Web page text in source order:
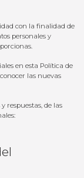
con la finalidad de
personales y
en esta Política de
las nuevas
respuestas, de las